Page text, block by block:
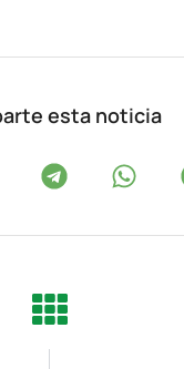
esta noticia